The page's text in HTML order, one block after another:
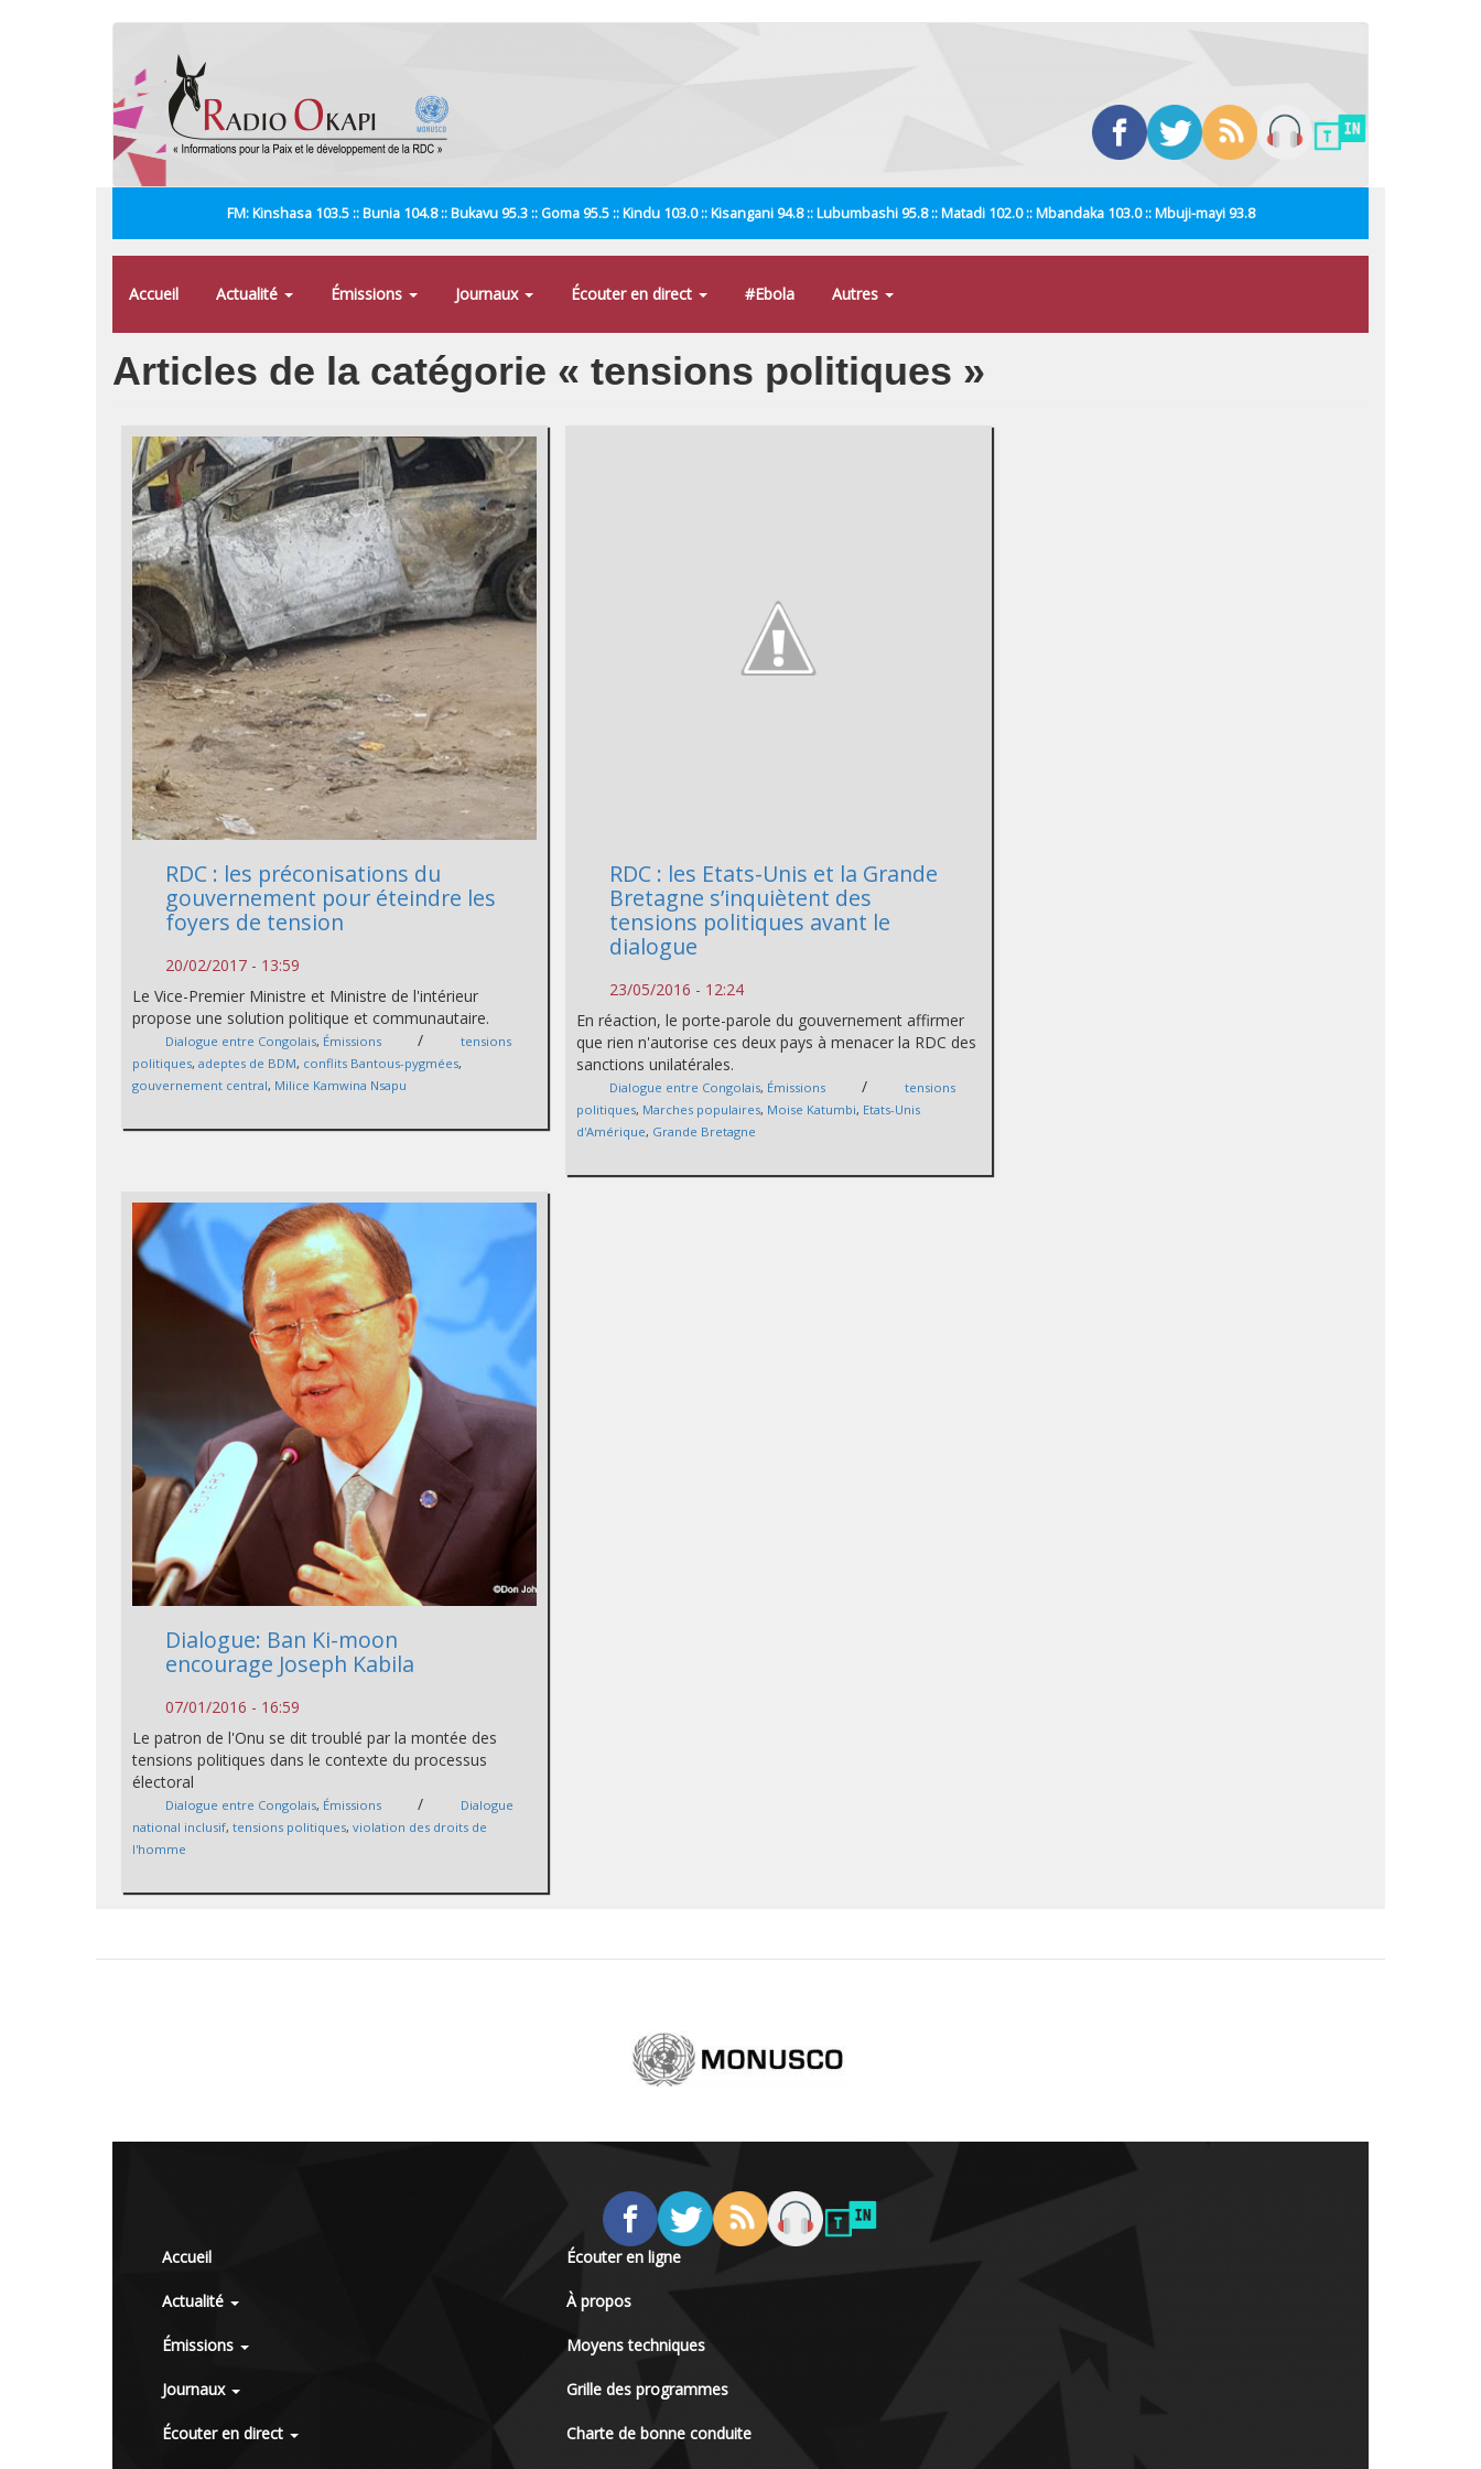
FM: Kinshasa 103.5 :: Bunia 104.8 :: Bukavu 95.3 :: Goma 95.5 :: Kindu 103.0 :: Kisangani 94.8 :: Lubumbashi 95.8 :: Matadi 102.0 :: Mbandaka 103.0 :: Mbuji-mayi 93.8
Accueil Actualité Émissions Journaux Écouter en direct #Ebola Autres
Articles de la catégorie « tensions politiques »
RDC : les préconisations du
gouvernement pour éteindre les
foyers de tension
20/02/2017 - 13:59
Le Vice-Premier Ministre et Ministre de l'intérieur
propose une solution politique et communautaire.
Dialogue entre Congolais, Émissions /
tensions
politiques,adeptes de BDM, conflits Bantous-pygmées,
gouvernement central, Milice Kamwina Nsapu
RDC : les Etats-Unis et la Grande
Bretagne s’inquiètent des
tensions politiques avant le
dialogue
23/05/2016 - 12:24
En réaction, le porte-parole du gouvernement affirmer
que rien n'autorise ces deux pays à menacer la RDC des
sanctions unilatérales.
Dialogue entre Congolais, Émissions /
tensions
politiques, Marches populaires, Moise Katumbi, Etats-Unis
d'Amérique, Grande Bretagne
Dialogue: Ban Ki-moon
encourage Joseph Kabila
07/01/2016 - 16:59
Le patron de l'Onu se dit troublé par la montée des
tensions politiques dans le contexte du processus
électoral
Dialogue entre Congolais, Émissions /
Dialogue
national inclusif,tensions politiques,violation des droits de
l'homme
Accueil
Actualité
Émissions
Journaux
Écouter en direct
Écouter en ligne
À propos
Moyens techniques
Grille des programmes
Charte de bonne conduite